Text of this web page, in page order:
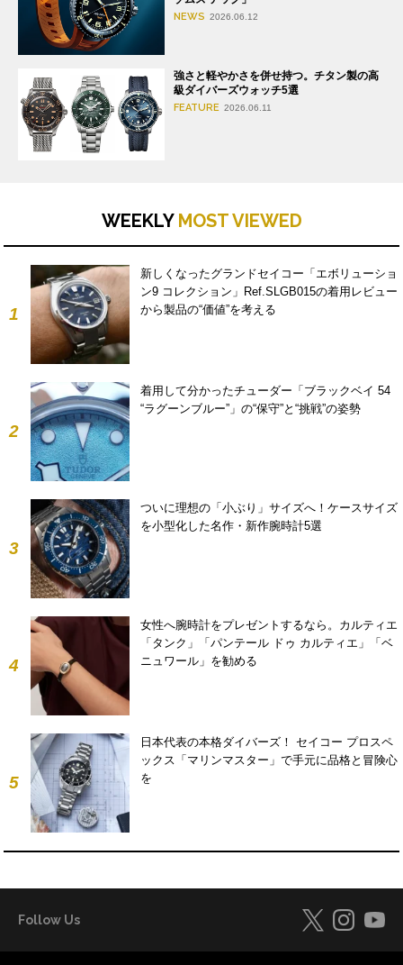
NEWS 2026.06.12
強さと軽やかさを併せ持つ。チタン製の高
級ダイバーズウォッチ5選
FEATURE 2026.06.11
WEEKLY MOST VIEWED
1
新しくなったグランドセイコー「エボリューショ
ン9 コレクション」Ref.SLGB015の着用レビュー
から製品の“価値”を考える
2
着用して分かったチューダー「ブラックベイ 54
“ラグーンブルー”」の“保守”と“挑戦”の姿勢
3
ついに理想の「小ぶり」サイズへ！ケースサイズ
を小型化した名作・新作腕時計5選
4
女性へ腕時計をプレゼントするなら。カルティエ
「タンク」「パンテール ドゥ カルティエ」「ベ
ニュワール」を勧める
5
日本代表の本格ダイバーズ！ セイコー プロスペ
ックス「マリンマスター」で手元に品格と冒険心
を
Follow Us